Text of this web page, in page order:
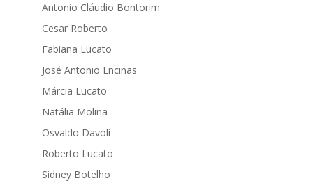
Antonio Cláudio Bontorim
Cesar Roberto
Fabiana Lucato
José Antonio Encinas
Márcia Lucato
Natália Molina
Osvaldo Davoli
Roberto Lucato
Sidney Botelho